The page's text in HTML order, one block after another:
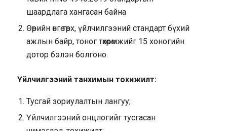
шаардлага хангасан байна
Өөрийн өнгө төрх, үйлчилгээний стандарт бүхий
ажлын байр, тоног төхөөрөмжийг 15 хоногийн
дотор бэлэн болгоно.
Үйлчилгээний танхимын тохижилт:
Тусгай зориулалтын лангуу;
Үйлчилгээний онцлогийг тусгасан